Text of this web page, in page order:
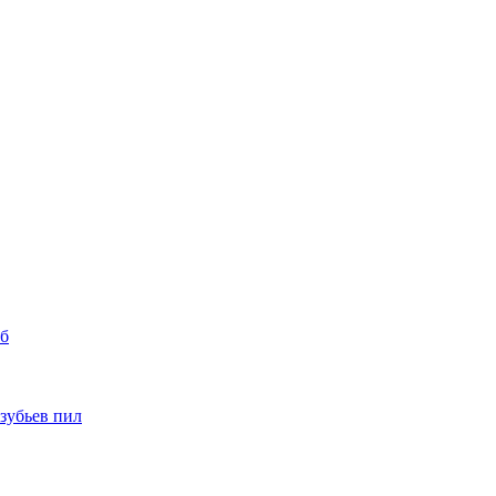
пил